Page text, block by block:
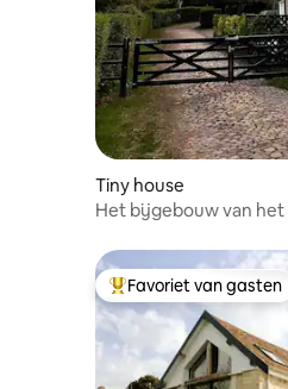
Tiny house
Het bijgebouw van het
Topfavoriet van
Favoriet van gasten